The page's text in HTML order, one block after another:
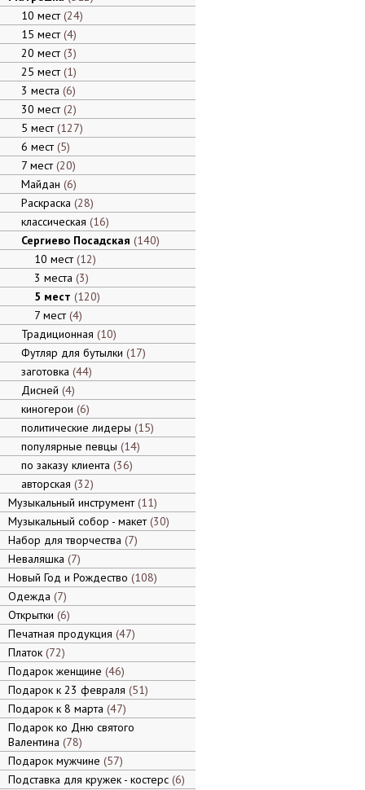
10 мест 24
15 мест 4
20 мест 3
25 мест 1
3 места 6
30 мест 2
5 мест 127
6 мест 5
7 мест 20
Майдан 6
Раскраска 28
классическая 16
Сергиево Посадская 140
10 мест 12
3 места 3
5 мест 120
7 мест 4
Традиционная 10
Футляр для бутылки 17
заготовка 44
Дисней 4
киногерои 6
политические лидеры 15
популярные певцы 14
по заказу клиента 36
авторская 32
Музыкальный инструмент 11
Музыкальный собор - макет 30
Набор для творчества 7
Неваляшка 7
Новый Год и Рождество 108
Одежда 7
Открытки 6
Печатная продукция 47
Платок 72
Подарок женщине 46
Подарок к 23 февраля 51
Подарок к 8 марта 47
Подарок ко Дню святого
Валентина 78
Подарок мужчине 57
Подставка для кружек - костерс 6